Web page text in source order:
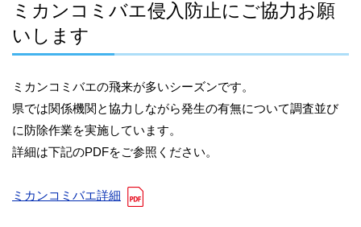
ミカンコミバエ侵入防止にご協力お願
いします
ミカンコミバエの飛来が多いシーズンです。
県では関係機関と協力しながら発生の有無について調査並び
に防除作業を実施しています。
詳細は下記のPDFをご参照ください。
ミカンコミバエ詳細